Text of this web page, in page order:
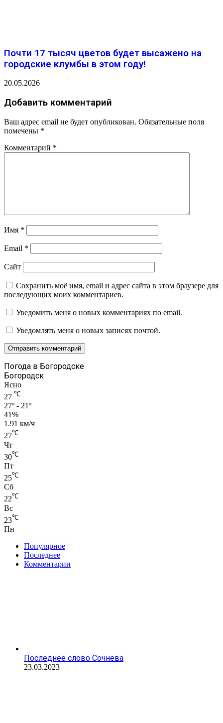
Почти 17 тысяч цветов будет высажено на
городские клумбы в этом году!
20.05.2026
Добавить комментарий
Ваш адрес email не будет опубликован. Обязательные поля
помечены *
Комментарий *
Имя *
Email *
Сайт
Сохранить моё имя, email и адрес сайта в этом браузере для
последующих моих комментариев.
Уведомить меня о новых комментариях по email.
Уведомлять меня о новых записях почтой.
Погода в Богородске
Богородск
Ясно
27 ℃
27º - 21º
41%
1.91 км/ч
27℃
Чт
30℃
Пт
25℃
Сб
22℃
Вс
23℃
Пн
Популярное
Последнее
Комментарии
Последнее слово Сочнева
23.03.2023